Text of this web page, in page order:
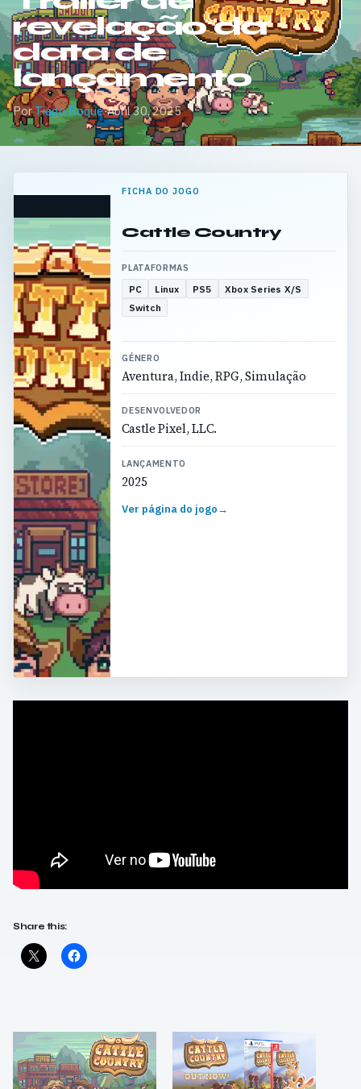
revelação da
data de
lançamento
PorTiago Roque·Abril 30, 2025
FICHA DO JOGO
Cattle Country
PLATAFORMAS
PC Linux PS5
Xbox Series X/S
Switch
GÉNERO
Aventura, Indie, RPG, Simulação
DESENVOLVEDOR
Castle Pixel, LLC.
LANÇAMENTO
2025
Ver página do jogo→
Share this: